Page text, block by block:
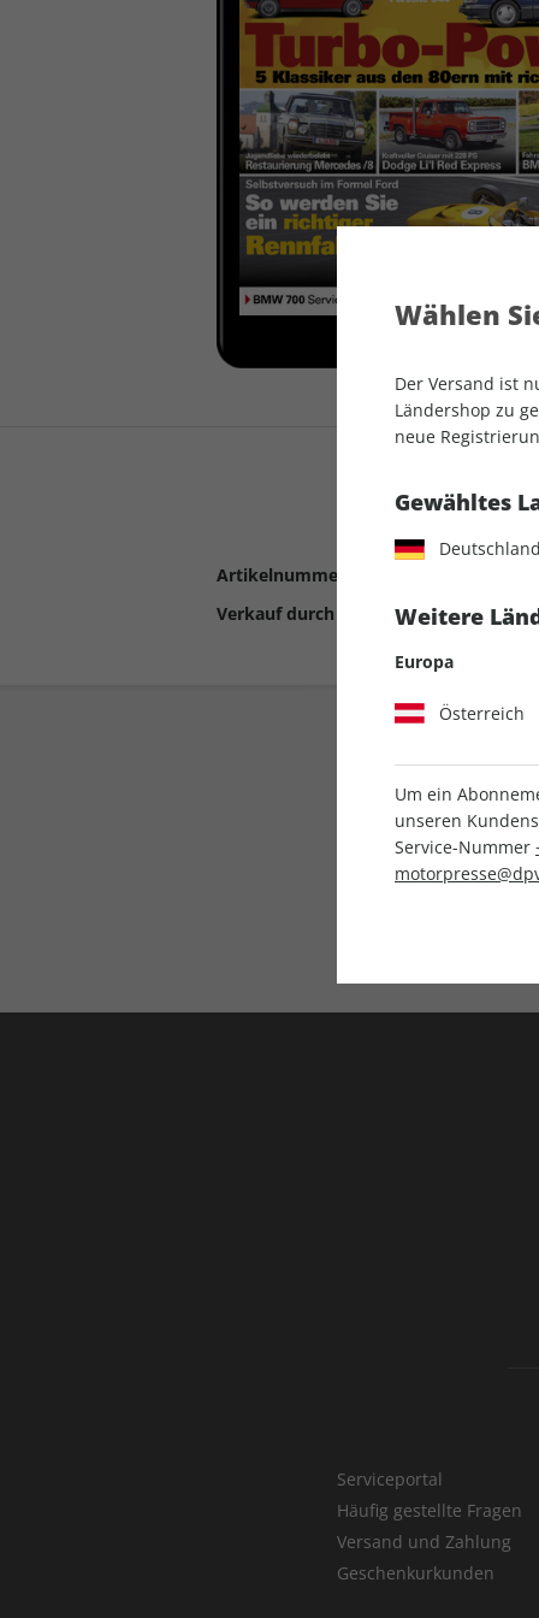
auto motor und sport
auto motor und sport
auto motor und sport
Artikelnummer
Verkauf durch
Motor Presse
Liefergarantie
Serviceportal
Häufig gestellte Fragen
Versand und Zahlung
Geschenkurkunden
Wählen
Der Versand ist
Ländershop zu
neue
Gewähltes
Weitere
Europa
Österreich
Um ein
unseren
Service-Nummer